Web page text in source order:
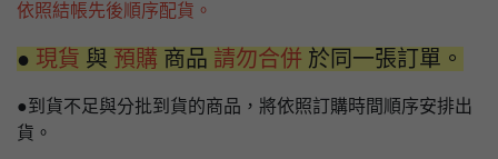
依照結帳先後順序配貨。
● 現貨 與 預購 商品 請勿合併 於同一張訂單。
●到貨不足與分批到貨的商品，將依照訂購時間順序安排出
貨。